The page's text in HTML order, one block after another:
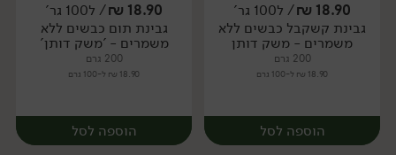
יח׳ יח׳
18.90
₪/ ל100 גר'
גבינת קשקבל כבשים ללא
משמרים - משק דותן
200 גרם
18.90 ₪ ל-100 גרם
הוספה לסל
18.90
₪/ ל100 גר'
גבינת תום כבשים ללא
משמרים - 'משק דותן'
200 גרם
18.90 ₪ ל-100 גרם
הוספה לסל